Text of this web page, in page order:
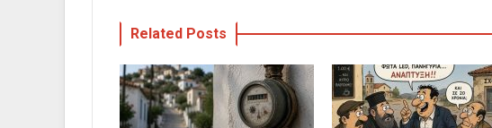
Related Posts